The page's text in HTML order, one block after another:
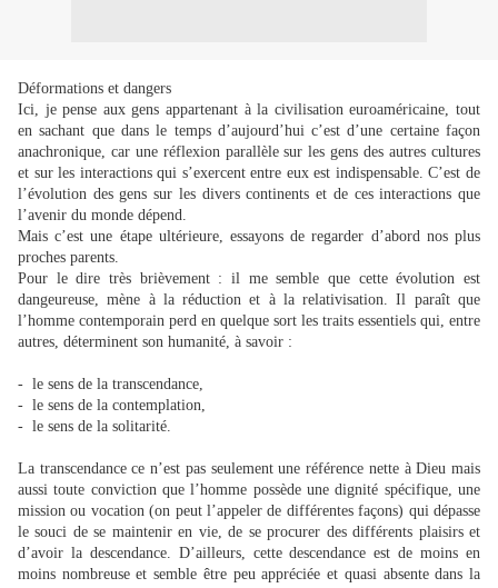
Déformations et dangers
Ici, je pense aux gens appartenant à la civilisation euroaméricaine, tout
en sachant que dans le temps d’aujourd’hui c’est d’une certaine façon
anachronique, car une réflexion parallèle sur les gens des autres cultures
et sur les interactions qui s’exercent entre eux est indispensable. C’est de
l’évolution des gens sur les divers continents et de ces interactions que
l’avenir du monde dépend.
Mais c’est une étape ultérieure, essayons de regarder d’abord nos plus
proches parents.
Pour le dire très brièvement : il me semble que cette évolution est
dangeureuse, mène à la réduction et à la relativisation. Il paraît que
l’homme contemporain perd en quelque sort les traits essentiels qui, entre
autres, déterminent son humanité, à savoir :
- le sens de la transcendance,
- le sens de la contemplation,
- le sens de la solitarité.
La transcendance ce n’est pas seulement une référence nette à Dieu mais
aussi toute conviction que l’homme possède une dignité spécifique, une
mission ou vocation (on peut l’appeler de différentes façons) qui dépasse
le souci de se maintenir en vie, de se procurer des différents plaisirs et
d’avoir la descendance. D’ailleurs, cette descendance est de moins en
moins nombreuse et semble être peu appréciée et quasi absente dans la